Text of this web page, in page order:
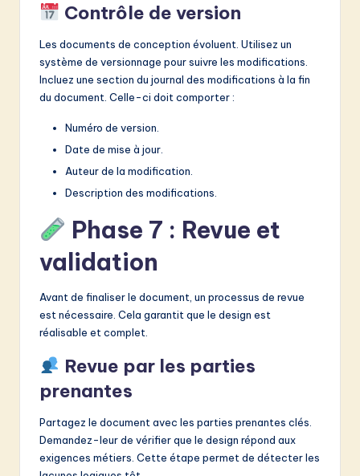
Contrôle de version
Les documents de conception évoluent. Utilisez un
système de versionnage pour suivre les modifications.
Incluez une section du journal des modifications à la fin
du document. Celle-ci doit comporter :
Numéro de version.
Date de mise à jour.
Auteur de la modification.
Description des modifications.
Phase 7 : Revue et
validation
Avant de finaliser le document, un processus de revue
est nécessaire. Cela garantit que le design est
réalisable et complet.
Revue par les parties
prenantes
Partagez le document avec les parties prenantes clés.
Demandez-leur de vérifier que le design répond aux
exigences métiers. Cette étape permet de détecter les